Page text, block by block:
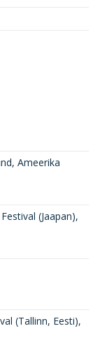
Ameerika
(Jaapan),
(Tallinn, Eesti),